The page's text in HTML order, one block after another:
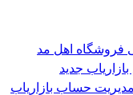
فروشگاه اهل مد
جدید
حساب بازاریاب